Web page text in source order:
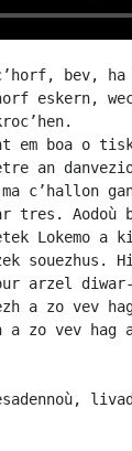
bev,
eskern,
em boa o
an
c’hallon
tres. Aodoù
Lokemo a
souezhus.
arzel diwar-
a zo vev
zo vev hag